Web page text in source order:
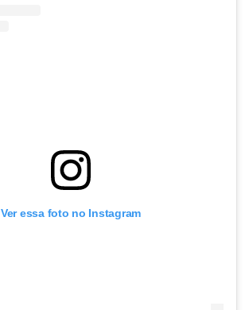
Ver essa foto no Instagram